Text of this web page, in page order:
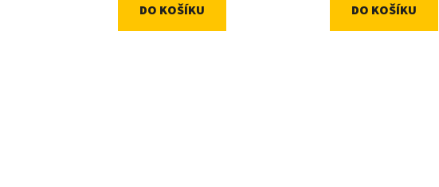
DO KOŠÍKU DO KOŠÍKU